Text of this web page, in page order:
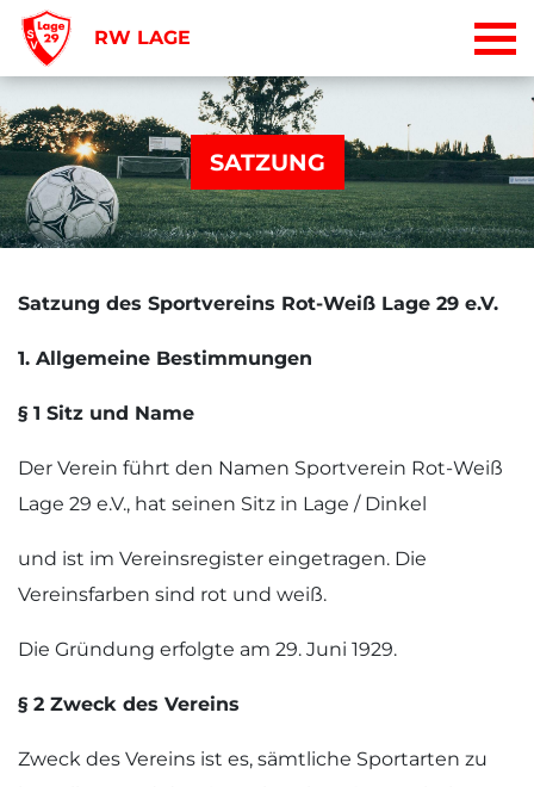
RW LAGE
SATZUNG
Satzung des Sportvereins Rot-Weiß Lage 29 e.V.
1. Allgemeine Bestimmungen
§ 1 Sitz und Name
Der Verein führt den Namen Sportverein Rot-Weiß
Lage 29 e.V., hat seinen Sitz in Lage / Dinkel
und ist im Vereinsregister eingetragen. Die
Vereinsfarben sind rot und weiß.
Die Gründung erfolgte am 29. Juni 1929.
§ 2 Zweck des Vereins
Zweck des Vereins ist es, sämtliche Sportarten zu